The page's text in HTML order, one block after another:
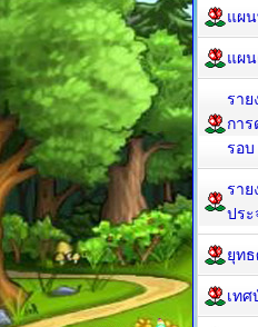
แผ
แผ
ราย
กา
รอบ
ราย
ประ
ยุท
เท